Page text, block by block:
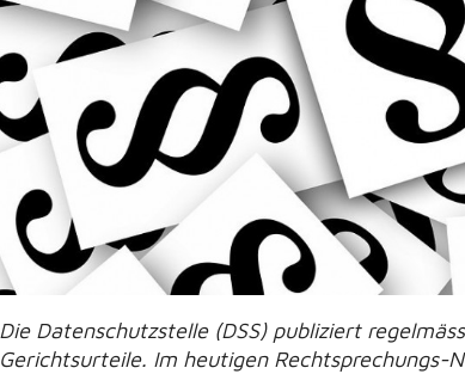
Die Datenschutzstelle (DSS) publiziert
Gerichtsurteile. Im heutigen Rechtsprechungs-